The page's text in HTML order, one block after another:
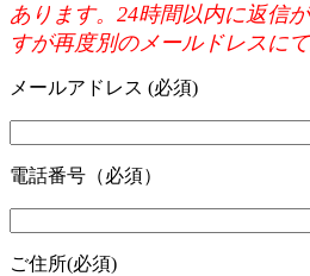
あります。24時間以内に返信
すが再度別のメールドレスに
メールアドレス (必須)
電話番号（必須）
ご住所(必須)